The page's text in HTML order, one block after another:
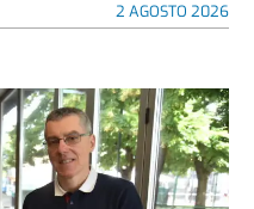
2 AGOSTO 2026